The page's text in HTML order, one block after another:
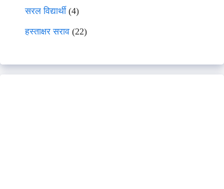
सरल विद्यार्थी(4)
हस्ताक्षर सराव (22)